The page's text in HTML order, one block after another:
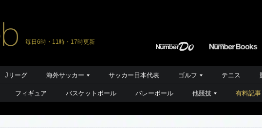
毎日6時・11時・17時更新
Jリーグ 海外サッカー サッカー日本代表 ゴルフ テニス
フィギュア バスケットボール バレーボール 他競技 有料記事